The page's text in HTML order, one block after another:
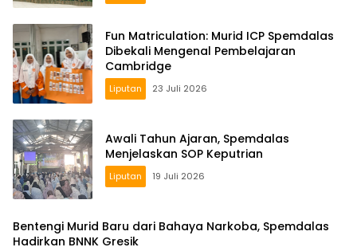
Fun Matriculation: Murid ICP Spemdalas
Dibekali Mengenal Pembelajaran
Cambridge
Liputan 23 Juli 2026
Awali Tahun Ajaran, Spemdalas
Menjelaskan SOP Keputrian
Liputan 19 Juli 2026
Bentengi Murid Baru dari Bahaya Narkoba, Spemdalas
Hadirkan BNNK Gresik